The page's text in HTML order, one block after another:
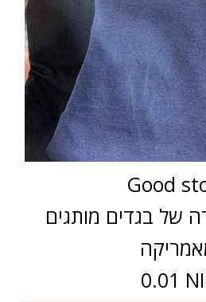
Good
של בגדים מותגים
0.01